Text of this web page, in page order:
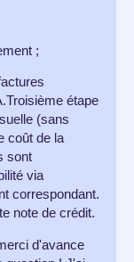
;
étape
(sans
coût de la
sont
via
correspondant.
note de crédit.
d'avance